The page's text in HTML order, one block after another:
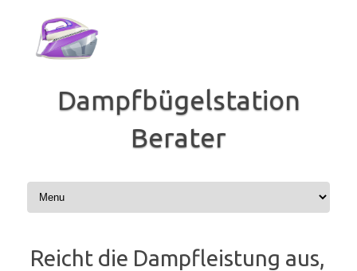
springen
Dampfbügelstation
Berater
Reicht die Dampfleistung aus,